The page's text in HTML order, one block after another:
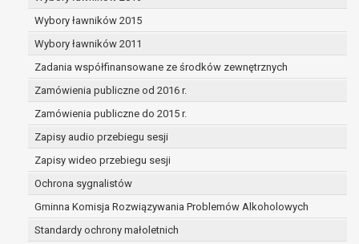
Wybory ławników 2015
Wybory ławników 2011
Zadania współfinansowane ze środków zewnętrznych
Zamówienia publiczne od 2016 r.
Zamówienia publiczne do 2015 r.
Zapisy audio przebiegu sesji
Zapisy wideo przebiegu sesji
Ochrona sygnalistów
Gminna Komisja Rozwiązywania Problemów Alkoholowych
Standardy ochrony małoletnich
celu wywiązania się z obowiązku
prawo do żądania ograniczenia
przetwarzania danych osobowych na
podstawie art. 18 RODO, w przypadku gdy:
osoba, której dane dotyczą
kwestionuje prawidłowość danych
osobowych – na okres pozwalający
administratorowi sprawdzić
przetwarzanie danych jest niezgodne
z prawem, a osoba, której dane
dotyczą, sprzeciwia się usunięciu